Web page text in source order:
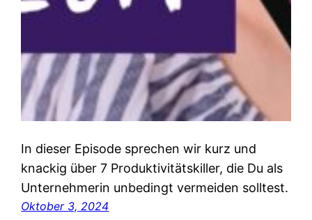
In dieser Episode sprechen wir kurz und
knackig über 7 Produktivitätskiller, die Du als
Unternehmerin unbedingt vermeiden solltest.
Oktober 3, 2024